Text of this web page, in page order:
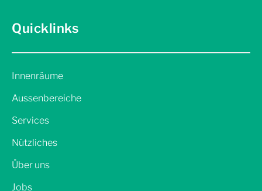
Quicklinks
Innenräume
Aussenbereiche
Services
Nützliches
Über uns
Jobs